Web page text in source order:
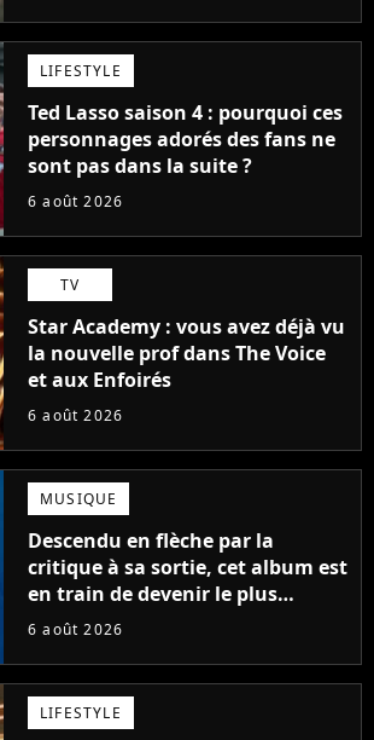
LIFESTYLE
Ted Lasso saison 4 : pourquoi ces
personnages adorés des fans ne
sont pas dans la suite ?
6 août 2026
TV
Star Academy : vous avez déjà vu
la nouvelle prof dans The Voice
et aux Enfoirés
6 août 2026
MUSIQUE
Descendu en flèche par la
critique à sa sortie, cet album est
en train de devenir le plus
populaire de son auteur
6 août 2026
LIFESTYLE